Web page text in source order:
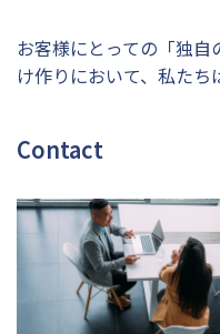
お客様にとっての「独
け作りにおいて、私たち
Contact